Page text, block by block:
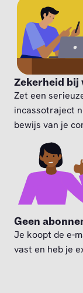
Zekerheid bij
Zet een
incassotraject
bewijs van je
Geen
Je koopt de e-
vast en heb je